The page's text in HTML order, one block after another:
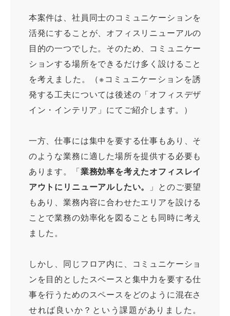
本案件は、社員同士のコミュニケーションを
活発にすることが、オフィスリニューアルの
目的の一つでした。そのため、コミュニケー
ションする場所をできるだけ多く設けること
を考えました。（※コミュニケーションを誘
発する工夫については後述の「オフィスデザ
イン・インテリア」にてご紹介します。）
一方、仕事には集中を要する仕事もあり、そ
のような業務に適した場所を提供する必要も
あります。「業務効率を考えたオフィスレイ
アウトにリニューアルしたい。
」とのご要望
もあり、業務内容に合わせたエリアを設ける
ことで業務の効率化を図ることも同時に考え
ました。
しかし、同じフロア内に、コミュニケーショ
ンを目的としたスペースと集中力を要する仕
事を行うためのスペースをどのように混在さ
せれば良いか？という課題がありました。